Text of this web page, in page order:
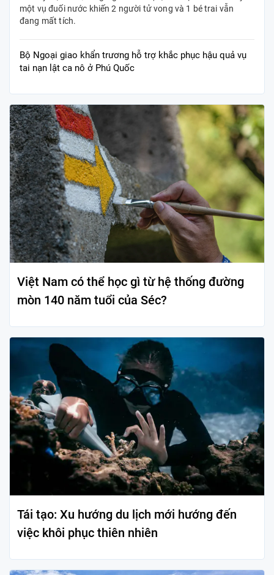
một vụ đuối nước khiến 2 người tử vong và 1 bé trai vẫn
đang mất tích.
Bộ Ngoại giao khẩn trương hỗ trợ khắc phục hậu quả vụ
tai nạn lật ca nô ở Phú Quốc
Việt Nam có thể học gì từ hệ thống đường
mòn 140 năm tuổi của Séc?
Tái tạo: Xu hướng du lịch mới hướng đến
việc khôi phục thiên nhiên